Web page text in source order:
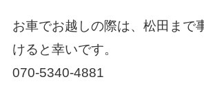
お車でお越しの際は、松田まで
けると幸いです。
070-5340-4881